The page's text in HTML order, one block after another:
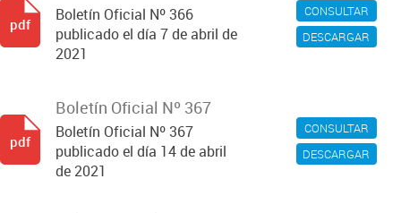
CONSULTAR
DESCARGAR
Boletín Oficial Nº 366
publicado el día 7 de abril de
2021
pdf
CONSULTAR
DESCARGAR
Boletín Oficial Nº 367
Boletín Oficial Nº 367
publicado el día 14 de abril
de 2021
pdf